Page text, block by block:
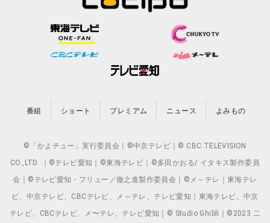
番組 ショート プレミアム ニュース よみもの
©「かよチュー」実行委員会｜©中京テレビ｜© CBC TELEVISION
CO.,LTD. ｜©テレビ愛知｜©東海テレビ｜©多田かおる/ イタキス製作委員
会｜©テレビ愛知・フリュー／徹之進製作委員会｜©メ～テレ｜東海テレ
ビ、中京テレビ、CBCテレビ、メ～テレ、テレビ愛知｜東海テレビ、中京
テレビ、CBCテレビ、メ〜テレ、テレビ愛知｜© Studio Ghibli｜©2023 二